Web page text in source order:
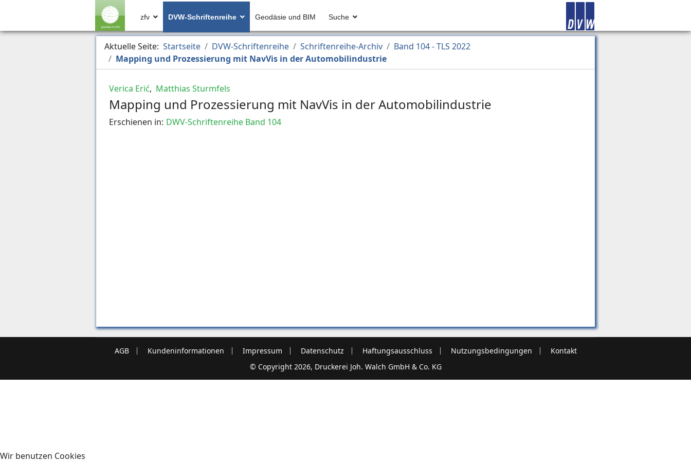
zfv DVW-Schriftenreihe Geodäsie und BIM Suche
Aktuelle Seite: Startseite DVW-Schriftenreihe Schriftenreihe-Archiv
Band 104 - TLS 2022
Mapping und Prozessierung mit NavVis in der Automobilindustrie
Verica Erić, Matthias Sturmfels
Mapping und Prozessierung mit NavVis in der Automobilindustrie
Erschienen in: DWV-Schriftenreihe Band 104
AGB Kundeninformationen Impressum Datenschutz Haftungsausschluss Nutzungsbedingungen
Kontakt
© Copyright 2026, Druckerei Joh. Walch GmbH & Co. KG
Wir benutzen Cookies